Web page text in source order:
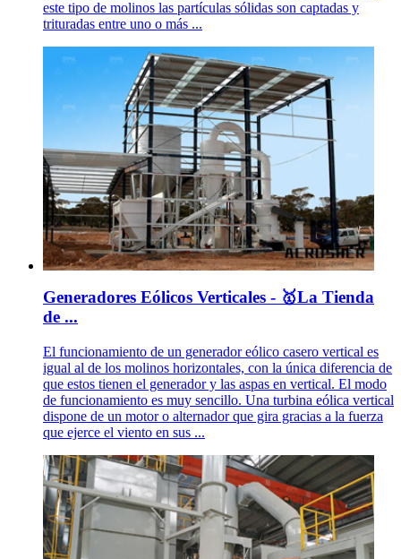
este tipo de molinos las partículas sólidas son captadas y
trituradas entre uno o más ...
Generadores Eólicos Verticales - 🥇La Tienda
de ...
El funcionamiento de un generador eólico casero vertical es
igual al de los molinos horizontales, con la única diferencia de
que estos tienen el generador y las aspas en vertical. El modo
de funcionamiento es muy sencillo. Una turbina eólica vertical
dispone de un motor o alternador que gira gracias a la fuerza
que ejerce el viento en sus ...